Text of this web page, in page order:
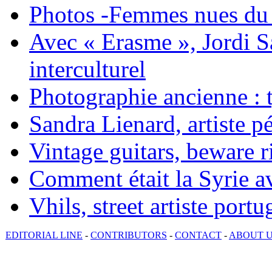
Photos -Femmes nues
Avec « Erasme », Jordi
interculturel
Photographie ancienne :
Sandra Lienard, artiste
Vintage guitars, beware
Comment était la Syrie
Vhils, street artiste
EDITORIAL LINE - CONTRIBUTORS - CONTACT - ABOUT